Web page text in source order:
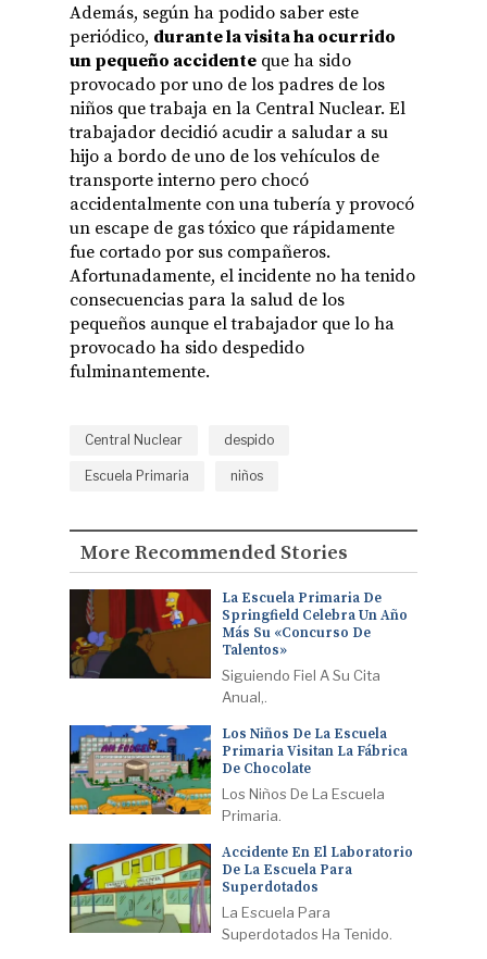
Además, según ha podido saber este
periódico, durante la visita ha ocurrido
un pequeño accidente que ha sido
provocado por uno de los padres de los
niños que trabaja en la Central Nuclear. El
trabajador decidió acudir a saludar a su
hijo a bordo de uno de los vehículos de
transporte interno pero chocó
accidentalmente con una tubería y provocó
un escape de gas tóxico que rápidamente
fue cortado por sus compañeros.
Afortunadamente, el incidente no ha tenido
consecuencias para la salud de los
pequeños aunque el trabajador que lo ha
provocado ha sido despedido
fulminantemente.
Central Nuclear despido
Escuela Primaria niños
More Recommended Stories
La Escuela Primaria De
Springfield Celebra Un Año
Más Su «Concurso De
Talentos»
Siguiendo Fiel A Su Cita
Anual,.
Los Niños De La Escuela
Primaria Visitan La Fábrica
De Chocolate
Los Niños De La Escuela
Primaria.
Accidente En El Laboratorio
De La Escuela Para
Superdotados
La Escuela Para
Superdotados Ha Tenido.